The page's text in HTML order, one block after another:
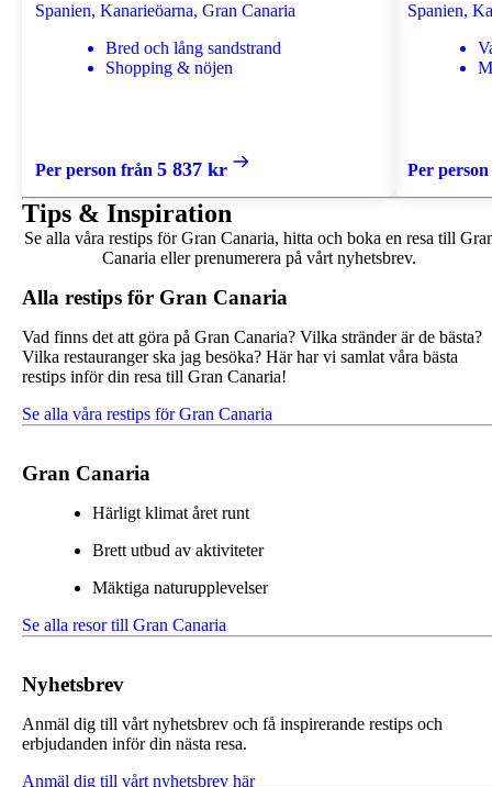
Spanien, Kanarieöarna, Gran Canaria
Bred och lång sandstrand
Shopping & nöjen
Per person från 5 837 kr
Spanien,
Per
Tips & Inspiration
Se alla våra restips för Gran Canaria, hitta och boka en resa till
Canaria eller prenumerera på vårt nyhetsbrev.
Alla restips för Gran Canaria
Vad finns det att göra på Gran Canaria? Vilka stränder är de bästa?
Vilka restauranger ska jag besöka? Här har vi samlat våra bästa
restips inför din resa till Gran Canaria!
Se alla våra restips för Gran Canaria
Gran Canaria
Härligt klimat året runt
Brett utbud av aktiviteter
Mäktiga naturupplevelser
Se alla resor till Gran Canaria
Nyhetsbrev
Anmäl dig till vårt nyhetsbrev och få inspirerande restips och
erbjudanden inför din nästa resa.
Anmäl dig till vårt nyhetsbrev här